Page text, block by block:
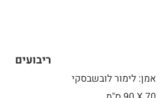
ריבועים
אמן: לימור לובשבסקי